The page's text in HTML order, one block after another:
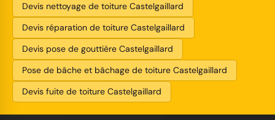
Devis nettoyage de toiture Castelgaillard
Devis réparation de toiture Castelgaillard
Devis pose de gouttière Castelgaillard
Pose de bâche et bâchage de toiture Castelgaillard
Devis fuite de toiture Castelgaillard